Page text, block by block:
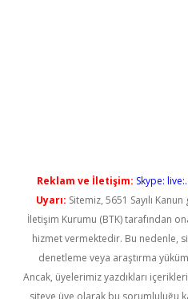
Reklam ve İletişim: Skype:
Uyarı: Sitemiz, 5651 Sayılı
İletişim Kurumu (BTK) tarafından
hizmet vermektedir. Bu nedenle,
denetleme veya araştırma
Ancak, üyelerimiz yazdıkları
siteye üye olarak bu sorumluluğu